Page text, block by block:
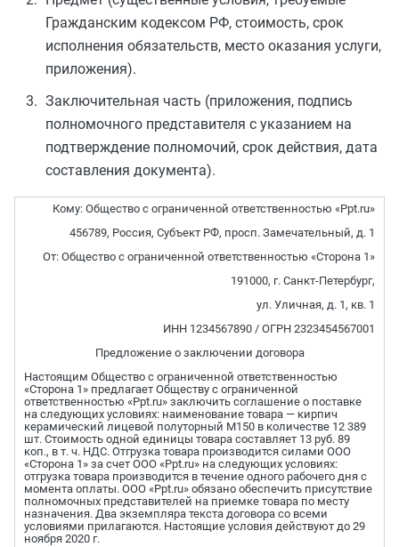
Гражданским кодексом РФ, стоимость, срок
исполнения обязательств, место оказания услуги,
приложения).
Заключительная часть (приложения, подпись
полномочного представителя с указанием на
подтверждение полномочий, срок действия, дата
составления документа).
Кому: Общество с ограниченной ответственностью «Ppt.ru»
456789, Россия, Субъект РФ, просп. Замечательный, д. 1
От: Общество с ограниченной ответственностью «Сторона 1»
191000, г. Санкт-Петербург,
ул. Уличная, д. 1, кв. 1
ИНН 1234567890 / ОГРН 2323454567001
Предложение о заключении договора
Настоящим Общество с ограниченной ответственностью
«Сторона 1» предлагает Обществу с ограниченной
ответственностью «Ppt.ru» заключить соглашение о поставке
на следующих условиях: наименование товара — кирпич
керамический лицевой полуторный М150 в количестве 12 389
шт. Стоимость одной единицы товара составляет 13 руб. 89
коп., в т. ч. НДС. Отгрузка товара производится силами ООО
«Сторона 1» за счет ООО «Ppt.ru» на следующих условиях:
отгрузка товара производится в течение одного рабочего дня с
момента оплаты. ООО «Ppt.ru» обязано обеспечить присутствие
полномочных представителей на приемке товара по месту
назначения. Два экземпляра текста договора со всеми
условиями прилагаются. Настоящие условия действуют до 29
ноября 2020 г.